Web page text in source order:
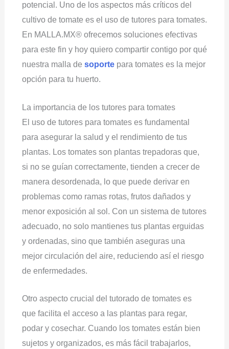
potencial. Uno de los aspectos más críticos del
cultivo de tomate es el uso de tutores para tomates.
En MALLA.MX® ofrecemos soluciones efectivas
para este fin y hoy quiero compartir contigo por qué
nuestra malla de soportepara tomates es la mejor
opción para tu huerto.
La importancia de los tutores para tomates
El uso de tutores para tomates es fundamental
para asegurar la salud y el rendimiento de tus
plantas. Los tomates son plantas trepadoras que,
si no se guían correctamente, tienden a crecer de
manera desordenada, lo que puede derivar en
problemas como ramas rotas, frutos dañados y
menor exposición al sol. Con un sistema de tutores
adecuado, no solo mantienes tus plantas erguidas
y ordenadas, sino que también aseguras una
mejor circulación del aire, reduciendo así el riesgo
de enfermedades.
Otro aspecto crucial del tutorado de tomates es
que facilita el acceso a las plantas para regar,
podar y cosechar. Cuando los tomates están bien
sujetos y organizados, es más fácil trabajarlos,